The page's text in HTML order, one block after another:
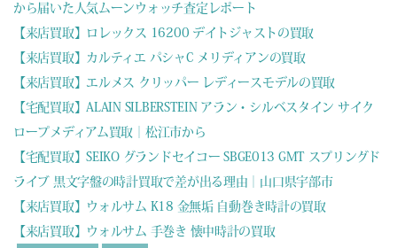
から届いた人気ムーンウォッチ査定レポート
【来店買取】ロレックス 16200 デイトジャストの買取
【来店買取】カルティエ パシャC メリディアンの買取
【来店買取】エルメス クリッパー レディースモデルの買取
【宅配買取】ALAIN SILBERSTEIN アラン・シルベスタイン サイク
ロープメディアム買取｜松江市から
【宅配買取】SEIKO グランドセイコー SBGE013 GMT スプリングド
ライブ 黒文字盤の時計買取で差が出る理由｜山口県宇部市
【来店買取】ウォルサム K18 金無垢 自動巻き時計の買取
【来店買取】ウォルサム 手巻き 懐中時計の買取